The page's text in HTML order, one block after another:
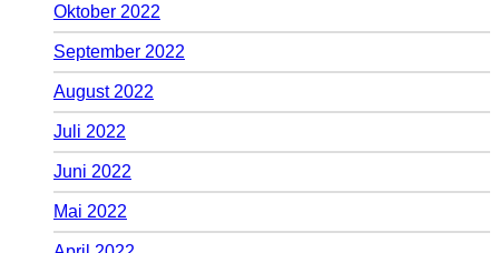
Oktober 2022
September 2022
August 2022
Juli 2022
Juni 2022
Mai 2022